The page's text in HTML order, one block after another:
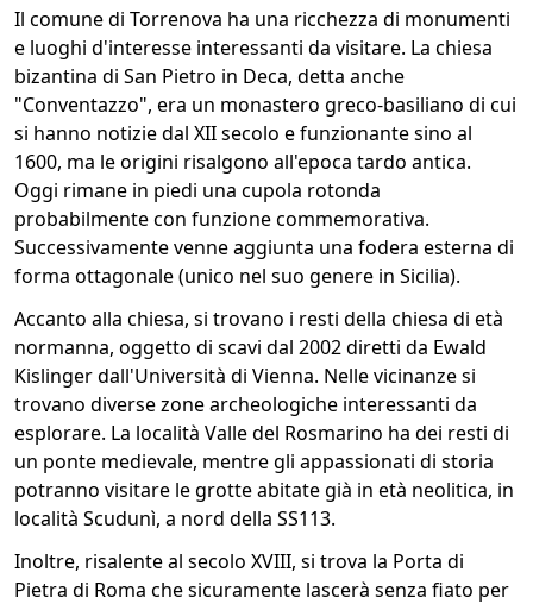
Il comune di Torrenova ha una ricchezza di monumenti
e luoghi d'interesse interessanti da visitare. La chiesa
bizantina di San Pietro in Deca, detta anche
"Conventazzo", era un monastero greco-basiliano di cui
si hanno notizie dal XII secolo e funzionante sino al
1600, ma le origini risalgono all'epoca tardo antica.
Oggi rimane in piedi una cupola rotonda
probabilmente con funzione commemorativa.
Successivamente venne aggiunta una fodera esterna di
forma ottagonale (unico nel suo genere in Sicilia).
Accanto alla chiesa, si trovano i resti della chiesa di età
normanna, oggetto di scavi dal 2002 diretti da Ewald
Kislinger dall'Università di Vienna. Nelle vicinanze si
trovano diverse zone archeologiche interessanti da
esplorare. La località Valle del Rosmarino ha dei resti di
un ponte medievale, mentre gli appassionati di storia
potranno visitare le grotte abitate già in età neolitica, in
località Scudunì, a nord della SS113.
Inoltre, risalente al secolo XVIII, si trova la Porta di
Pietra di Roma che sicuramente lascerà senza fiato per